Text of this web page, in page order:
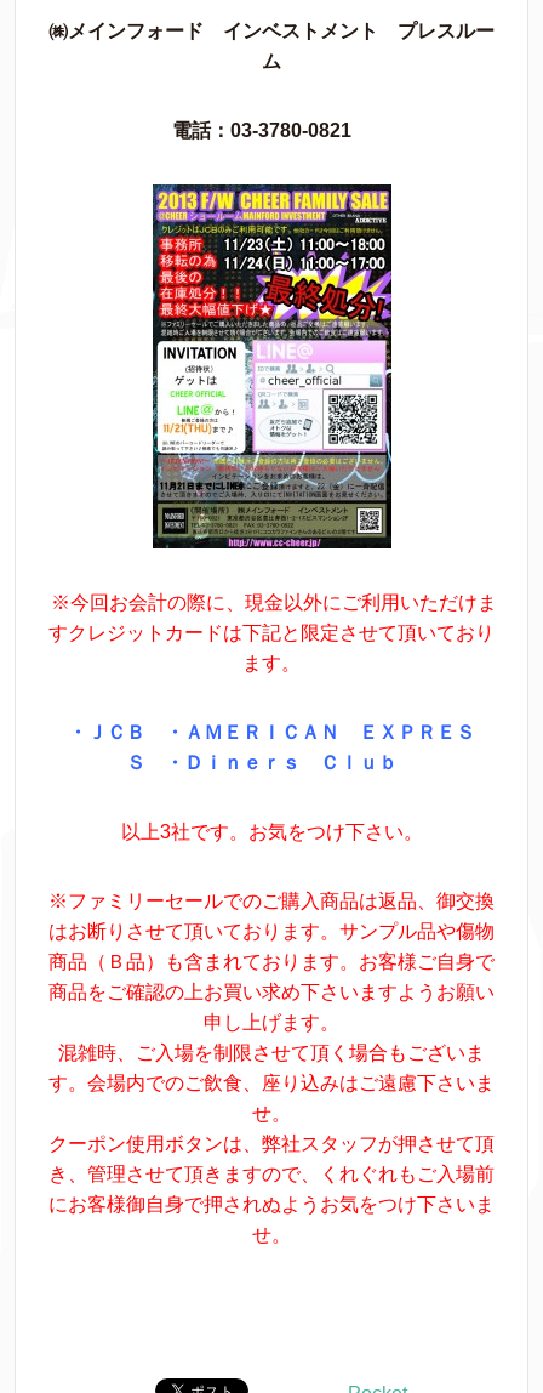
㈱メインフォード インベストメント プレスルー
ム
電話：03-3780-0821
※今回お会計の際に、現金以外にご利用いただけま
すクレジットカードは下記と限定させて頂いており
ます。
・ＪＣＢ ・ＡＭＥＲＩＣＡＮ ＥＸＰＲＥＳ
Ｓ ・Ｄｉｎｅｒｓ Ｃｌｕｂ
以上3社です。お気をつけ下さい。
※ファミリーセールでのご購入商品は返品、御交換
はお断りさせて頂いております。サンプル品や傷物
商品（Ｂ品）も含まれております。お客様ご自身で
商品をご確認の上お買い求め下さいますようお願い
申し上げます。
混雑時、ご入場を制限させて頂く場合もございま
す。会場内でのご飲食、座り込みはご遠慮下さいま
せ。
クーポン使用ボタンは、弊社スタッフが押させて頂
き、管理させて頂きますので、くれぐれもご入場前
にお客様御自身で押されぬようお気をつけ下さいま
せ。